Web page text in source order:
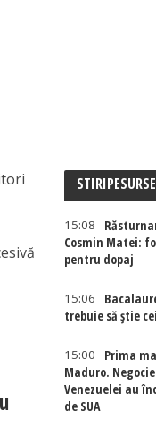
15:08
Cosmin Matei:
pentru dopaj
15:06
trebuie să știe
15:00
Prima
Maduro.
Venezuelei au
de SUA